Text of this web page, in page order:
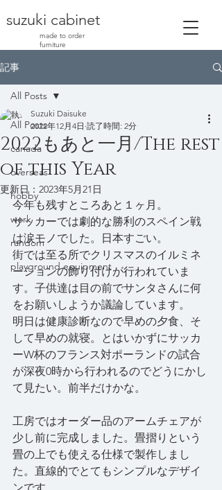
made to order
furniture
suzuki cabinet
記事
All Posts
canada
overseas
hobby
work
random
playground equipment
All Posts
2022もあと一月/The rest
of this Year
Suzuki Daisuke
2022年12月4日 読了時間: 2分
更新日： 2023年5月21日
今年も残すところあと１ヶ月。
サッカーでは劇的な勝利のスペイン戦
は涙モノでした。日本すごい。
街では至る所でクリスマスのイルミネ
ーションの飾り付けが行われていま
す。子供達は目の前でサンタさんに何
をお願いしようか議論しています。
明日は健康診断なので早めの夕食、そ
して早めの就寝。とはいかずにサッカ
ーW杯のフランス対ポーランドの試合
が深夜0時から行われるのでどうにかし
て見たい。前半だけかな。
工房ではオーダー品のアームチェアが
少し前に完成しました。畳摺りという
畳の上でも使える仕様で製作しまし
た。直線的でとてもシンプルなデザイ